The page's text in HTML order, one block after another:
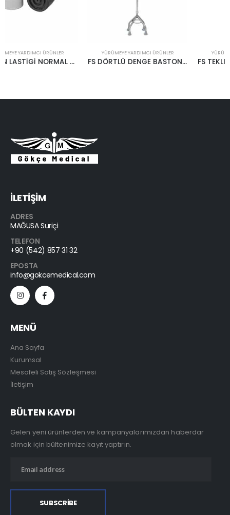
YÜRÜMEYE YARDIMCI ÜRÜNLER
FS DÖRTLÜ DENGE BASTONU FS 932
YÜRÜMEYE YARDIMCI ÜRÜNLER
FS TEKLI DENGE BASTONU OVAL FS 928
İLETİŞİM
ADRES
MAĞUSA Suriçi
TELEFON
+90 (542) 857 31 32
EPOSTA
info@gokcemedical.com
MENÜ
Ana Sayfa
Kurumsal
Mesafeli Satış Sözleşmesi
İletişim
BÜLTEN KAYDI
Gelen yeni ürünlerden ve kampanyalarımızdan haberdar
olmak için bültenimize kayıt yaptırın.